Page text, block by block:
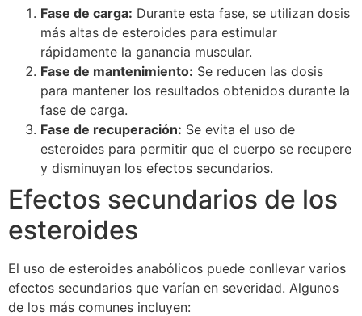
Fase de carga: Durante esta fase, se utilizan dosis
más altas de esteroides para estimular
rápidamente la ganancia muscular.
Fase de mantenimiento: Se reducen las dosis
para mantener los resultados obtenidos durante la
fase de carga.
Fase de recuperación: Se evita el uso de
esteroides para permitir que el cuerpo se recupere
y disminuyan los efectos secundarios.
Efectos secundarios de los
esteroides
El uso de esteroides anabólicos puede conllevar varios
efectos secundarios que varían en severidad. Algunos
de los más comunes incluyen: